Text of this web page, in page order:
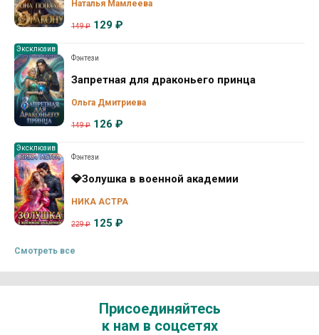
Наталья Мамлеева
149 ₽ 129 ₽
Эксклюзив
Фэнтези
Запретная для драконьего принца
Ольга Дмитриева
149 ₽ 126 ₽
Эксклюзив
Фэнтези
💎Золушка в военной академии
НИКА АСТРА
229 ₽ 125 ₽
Смотреть все
Присоединяйтесь
к нам в соцсетях